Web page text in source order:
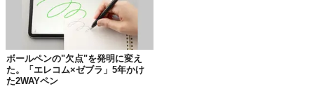
いかない理由って何だと思いますか？
「行動していない」「信頼していない」
いいえ、その前にすることがあります。それは「許可する」こ
と。手に入れたいものもはっきりしているし、自分にできること
を一生懸命やっても叶わないのは、その幸せを受け取ることを自
ボールペンの"欠点"を発明に変え
た。「エレコム×ゼブラ」5年かけ
た2WAYペン